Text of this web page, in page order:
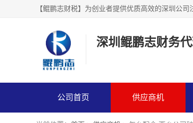
【鲲鹏志财税】为创业者提供优质高效的深圳公
深圳鲲鹏志财务
公司首页 供应商机